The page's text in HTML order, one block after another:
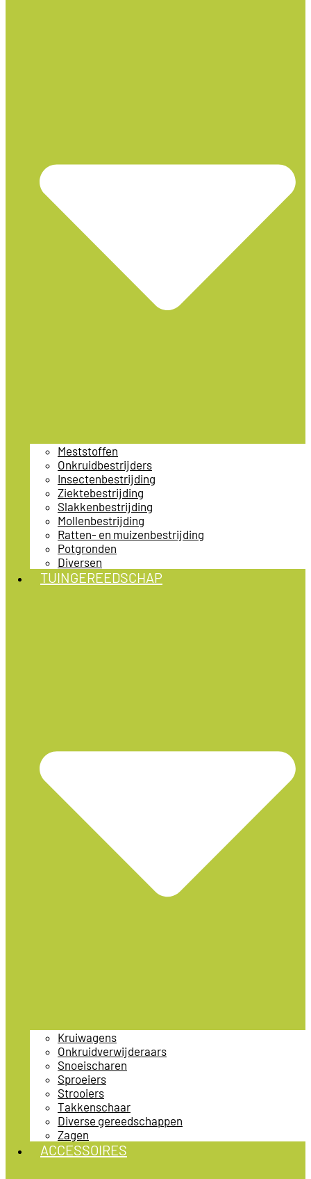
Meststoffen
Onkruidbestrijders
Insectenbestrijding
Ziektebestrijding
Slakkenbestrijding
Mollenbestrijding
Ratten- en muizenbestrijding
Potgronden
Diversen
TUINGEREEDSCHAP
Kruiwagens
Onkruidverwijderaars
Snoeischaren
Sproeiers
Strooiers
Takkenschaar
Diverse gereedschappen
Zagen
ACCESSOIRES